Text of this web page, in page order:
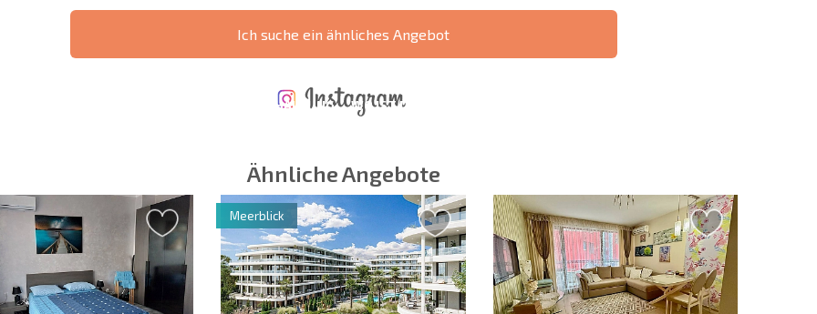
Ich suche ein ähnliches Angebot
Felder
Newsletter abonnieren | Durch Anklicken des Buttons stimmen Sie der
Nutzung Ihrer Daten zu.
INSTANDHALTUNG
WO IST DIE 6%-
Ähnliche Angebote
Meerblick